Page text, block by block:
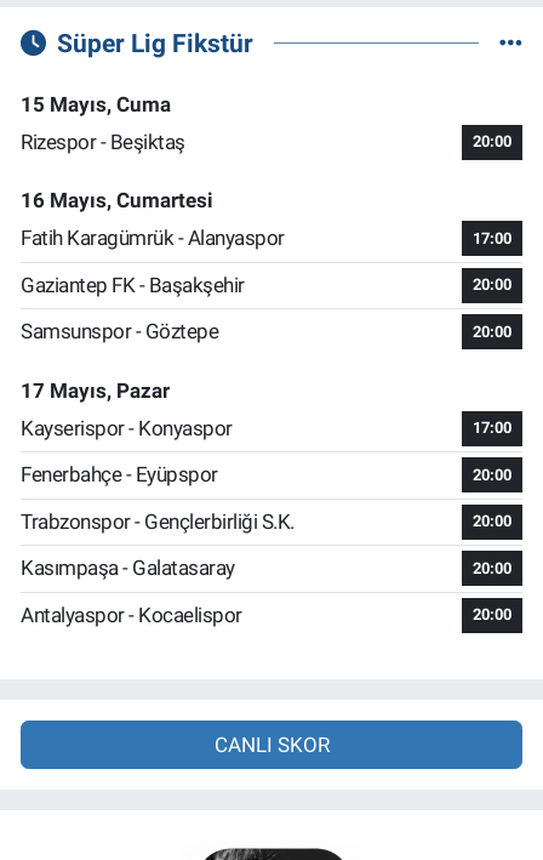
Süper Lig Fikstür
15 Mayıs, Cuma
Rizespor - Beşiktaş
20:00
16 Mayıs, Cumartesi
Fatih Karagümrük - Alanyaspor
17:00
Gaziantep FK - Başakşehir 20:00
Samsunspor - Göztepe 20:00
17 Mayıs, Pazar
Kayserispor - Konyaspor
17:00
Fenerbahçe - Eyüpspor 20:00
Trabzonspor - Gençlerbirliği S.K. 20:00
Kasımpaşa - Galatasaray 20:00
Antalyaspor - Kocaelispor 20:00
CANLI SKOR